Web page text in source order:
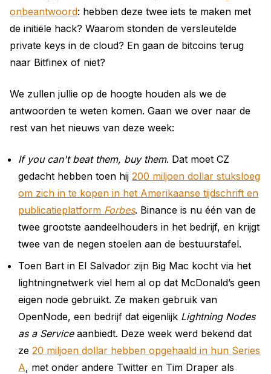
onbeantwoord: hebben deze twee iets te maken met
de initiële hack? Waarom stonden de versleutelde
private keys in de cloud? En gaan de bitcoins terug
naar Bitfinex of niet?
We zullen jullie op de hoogte houden als we de
antwoorden te weten komen. Gaan we over naar de
rest van het nieuws van deze week:
If you can't beat them, buy them. Dat moet CZ
gedacht hebben toen hij200 miljoen dollar stuksloeg
om zich in te kopen in het Amerikaanse tijdschrift en
publicatieplatform Forbes. Binance is nu één van de
twee grootste aandeelhouders in het bedrijf, en krijgt
twee van de negen stoelen aan de bestuurstafel.
Toen Bart in El Salvador zijn Big Mac kocht via het
lightningnetwerk viel hem al op dat McDonald’s geen
eigen node gebruikt. Ze maken gebruik van
OpenNode, een bedrijf dat eigenlijk Lightning Nodes
as a Serviceaanbiedt. Deze week werd bekend dat
ze20 miljoen dollar hebben opgehaald in hun Series
A, met onder andere Twitter en Tim Draper als